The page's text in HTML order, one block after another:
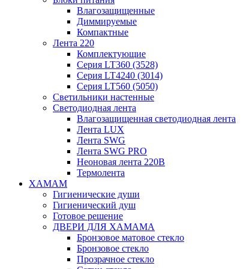
Влагозащищенные
Диммируемые
Компактные
Лента 220
Комплектующие
Серия LT360 (3528)
Серия LT4240 (3014)
Серия LT560 (5050)
Светильники настенные
Светодиодная лента
Влагозащищенная светодиодная лента
Лента LUX
Лента SWG
Лента SWG PRO
Неоновая лента 220В
Термолента
ХАМАМ
Гигиенические души
Гигиенический душ
Готовое решение
ДВЕРИ ДЛЯ ХАМАМА
Бронзовое матовое стекло
Бронзовое стекло
Прозрачное стекло